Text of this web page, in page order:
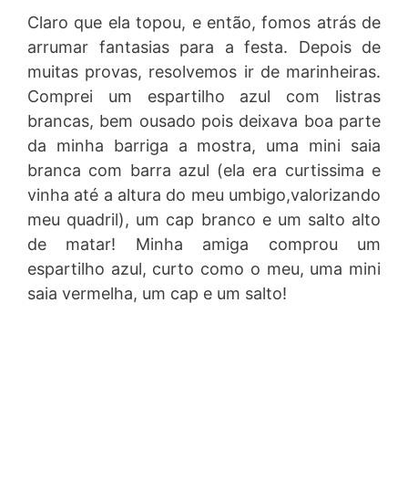
Claro que ela topou, e então, fomos atrás de
arrumar fantasias para a festa. Depois de
muitas provas, resolvemos ir de marinheiras.
Comprei um espartilho azul com listras
brancas, bem ousado pois deixava boa parte
da minha barriga a mostra, uma mini saia
branca com barra azul (ela era curtissima e
vinha até a altura do meu umbigo,valorizando
meu quadril), um cap branco e um salto alto
de matar! Minha amiga comprou um
espartilho azul, curto como o meu, uma mini
saia vermelha, um cap e um salto!